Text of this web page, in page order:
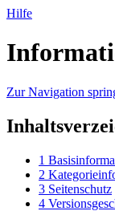
Hilfe
Zur Navigation
1
2
3 Seitenschutz
4